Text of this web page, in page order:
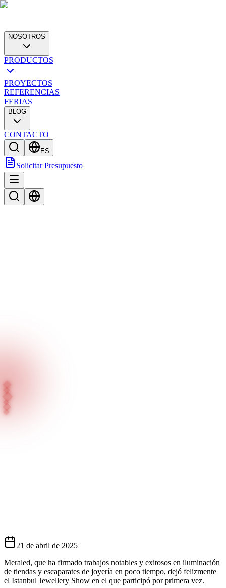
NOSOTROS
PRODUCTOS
PROYECTOS
REFERENCIAS
FERIAS
BLOG
CONTACTO
ES
Solicitar Presupuesto
21 de abril de 2025
Meraled, que ha firmado trabajos notables y exitosos en iluminación
de tiendas y escaparates de joyería en poco tiempo, dejó felizmente
el Istanbul Jewellery Show en el que participó por primera vez.